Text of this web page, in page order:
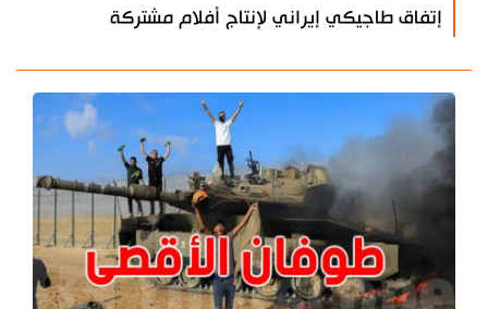
إتفاق طاجيكي إيراني لإنتاج أفلام مشتركة